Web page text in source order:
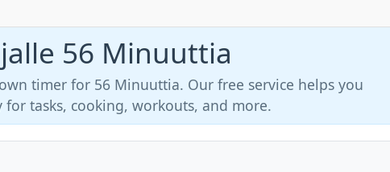
56 Minuuttia
timer for 56 Minuuttia. Our free service helps you
tasks, cooking, workouts, and more.